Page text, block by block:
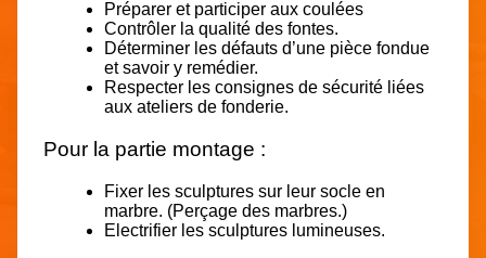
Préparer et participer aux coulées
Contrôler la qualité des fontes.
Déterminer les défauts d’une pièce fondue
et savoir y remédier.
Respecter les consignes de sécurité liées
aux ateliers de fonderie.
Pour la partie montage :
Fixer les sculptures sur leur socle en
marbre. (Perçage des marbres.)
Electrifier les sculptures lumineuses.